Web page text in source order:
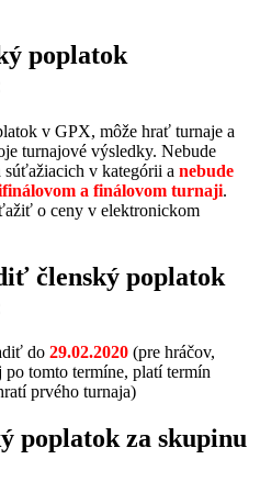
poplatok
v GPX, môže hrať turnaje a
turnajové výsledky. Nebude
súťažiacich v kategórii a nebude
a finálovom turnaji.
o ceny v elektronickom
členský poplatok
do 29.02.2020 (pre hráčov,
tomto termíne, platí termín
prvého turnaja)
poplatok za skupinu